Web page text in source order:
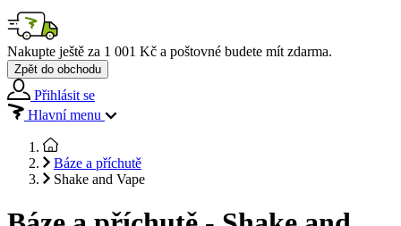
Nakupte ještě za 1 001 Kč a poštovné budete mít zdarma.
Zpět do obchodu
Přihlásit se
Hlavní menu
Báze a příchutě
Shake and Vape